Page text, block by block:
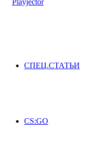
СПЕЦ.СТАТЬИ
CS:GO